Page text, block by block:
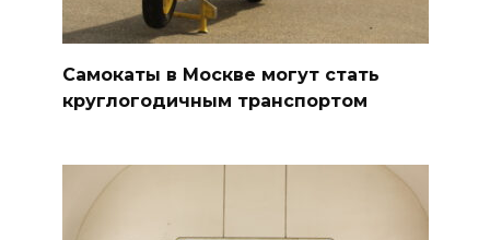
Самокаты в Москве могут стать
круглогодичным транспортом